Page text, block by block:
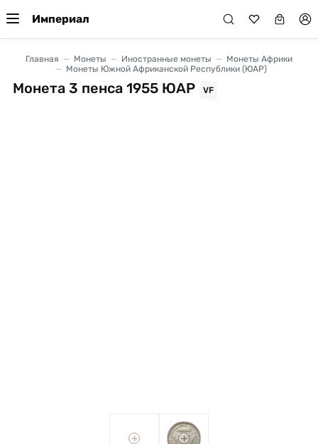
Империал
Главная Монеты Иностранные монеты
Монеты Африки
Монеты Южной Африканской Республики (ЮАР)
Монета 3 пенса 1955 ЮАР VF
+ +